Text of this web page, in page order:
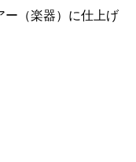
ー（楽器）に仕上げ